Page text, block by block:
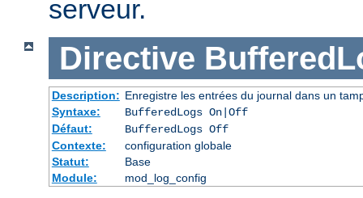
serveur.
Directive
Description: Enregistre les entrées du journal dans un
Syntaxe:
BufferedLogs On|Off
Défaut:
BufferedLogs Off
Contexte:
configuration globale
Statut:
Base
Module:
mod_log_config